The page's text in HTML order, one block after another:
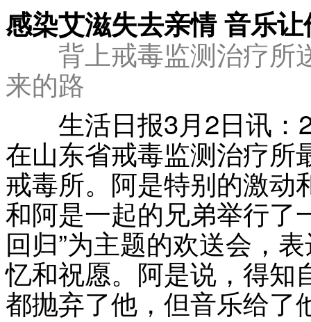
感染艾滋失去亲情 音乐
背上戒毒监测治疗所
来的路
生活日报3月2日讯：2
在山东省戒毒监测治疗所
戒毒所。阿是特别的激动
和阿是一起的兄弟举行了
回归”为主题的欢送会，
忆和祝愿。阿是说，得知
都抛弃了他，但音乐给了